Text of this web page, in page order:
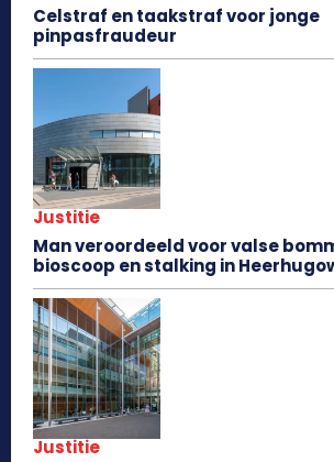
Celstraf en taakstraf voor jonge
pinpasfraudeur
Justitie
Man veroordeeld voor valse
bioscoop en stalking in
Justitie